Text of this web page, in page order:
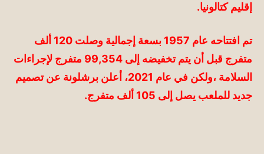
إقليم كتالونيا.
تم افتتاحه عام 1957 بسعة إجمالية وصلت 120 ألف
متفرج قبل أن يتم تخفيضه إلى 99,354 متفرج لإجراءات
السلامة ،ولكن في عام 2021، أعلن برشلونة عن تصميم
جديد للملعب يصل إلى 105 ألف متفرج.